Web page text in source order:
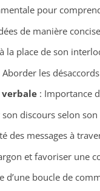
pour
de manière
la place de son
les
: Importance
discours selon son
des messages à
et favoriser une
d’une boucle de